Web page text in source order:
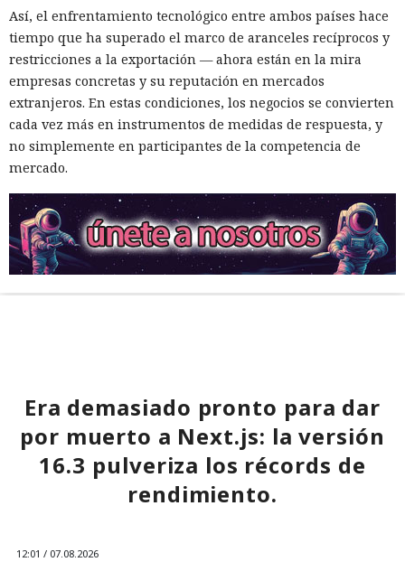
Así, el enfrentamiento tecnológico entre ambos países hace
tiempo que ha superado el marco de aranceles recíprocos y
restricciones a la exportación — ahora están en la mira
empresas concretas y su reputación en mercados
extranjeros. En estas condiciones, los negocios se convierten
cada vez más en instrumentos de medidas de respuesta, y
no simplemente en participantes de la competencia de
mercado.
Era demasiado pronto para dar
por muerto a Next.js: la versión
16.3 pulveriza los récords de
rendimiento.
12:01 / 07.08.2026